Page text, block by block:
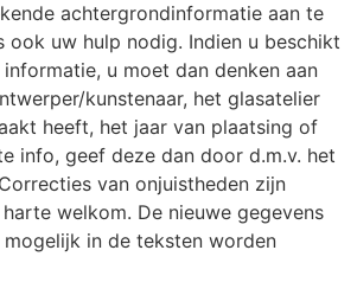
achtergrondinformatie aan te
ook uw hulp nodig. Indien u beschikt
u moet dan denken aan
kunstenaar, het glasatelier
heeft, het jaar van plaatsing of
info, geef deze dan door d.m.v. het
van onjuistheden zijn
welkom. De nieuwe gegevens
in de teksten worden